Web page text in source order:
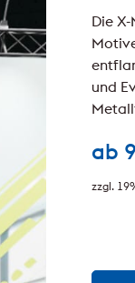
ab
zzgl.
Die
und